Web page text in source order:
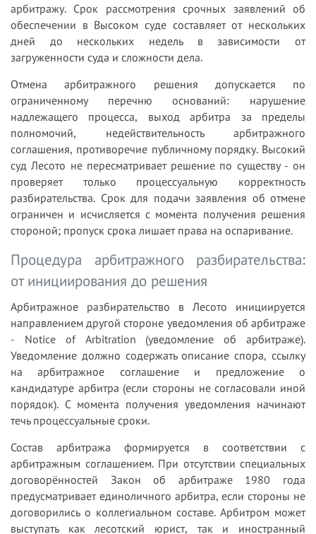
арбитражу. Срок рассмотрения срочных заявлений об
обеспечении в Высоком суде составляет от нескольких
дней до нескольких недель в зависимости от
загруженности суда и сложности дела.
Отмена арбитражного решения допускается по
ограниченному перечню оснований: нарушение
надлежащего процесса, выход арбитра за пределы
полномочий, недействительность арбитражного
соглашения, противоречие публичному порядку. Высокий
суд Лесото не пересматривает решение по существу - он
проверяет только процессуальную корректность
разбирательства. Срок для подачи заявления об отмене
ограничен и исчисляется с момента получения решения
стороной; пропуск срока лишает права на оспаривание.
Процедура арбитражного разбирательства:
от инициирования до решения
Арбитражное разбирательство в Лесото инициируется
направлением другой стороне уведомления об арбитраже
- Notice of Arbitration (уведомление об арбитраже).
Уведомление должно содержать описание спора, ссылку
на арбитражное соглашение и предложение о
кандидатуре арбитра (если стороны не согласовали иной
порядок). С момента получения уведомления начинают
течь процессуальные сроки.
Состав арбитража формируется в соответствии с
арбитражным соглашением. При отсутствии специальных
договорённостей Закон об арбитраже 1980 года
предусматривает единоличного арбитра, если стороны не
договорились о коллегиальном составе. Арбитром может
выступать как лесотский юрист, так и иностранный